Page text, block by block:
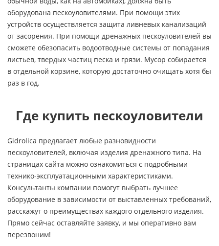
оборудована пескоуловителями. При помощи этих
устройств осуществляется защита ливневых канализаций
от засорения. При помощи дренажных пескоуловителей вы
сможете обезопасить водоотводные системы от попадания
листьев, твердых частиц песка и грязи. Мусор собирается
в отдельной корзине, которую достаточно очищать хотя бы
раз в год.
Где купить пескоуловители
Gidrolica предлагает любые разновидности
пескоуловителей, включая изделия дренажного типа. На
страницах сайта можно ознакомиться с подробными
технико-эксплуатационными характеристиками.
Консультанты компании помогут выбрать лучшее
оборудование в зависимости от выставленных требований,
расскажут о преимуществах каждого отдельного изделия.
Прямо сейчас оставляйте заявку, и мы оперативно вам
перезвоним!